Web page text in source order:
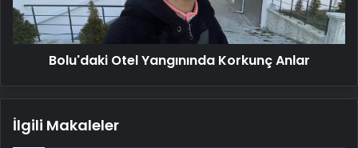
Bolu'daki Otel Yangınında Korkunç Anlar
İlgili Makaleler